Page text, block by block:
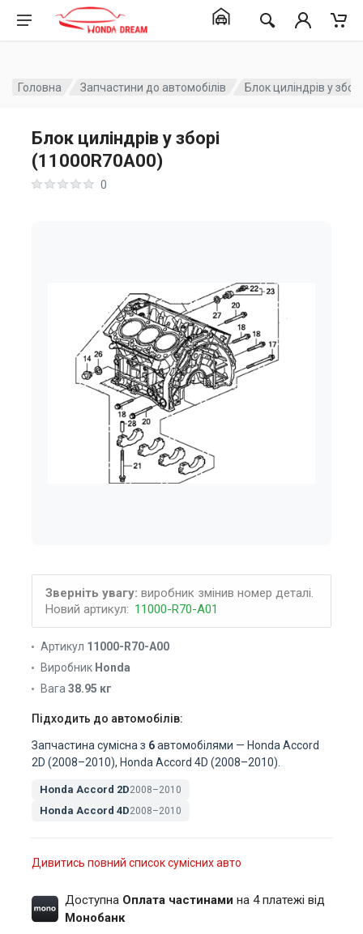
Головна Запчастини до автомобілів Блок циліндрів у
Блок циліндрів у зборі
(11000R70A00)
0
Зверніть увагу: виробник змінив номер деталі.
Новий артикул: 11000-R70-A01
Артикул 11000-R70-A00
Виробник Honda
Вага 38.95 кг
Підходить до автомобілів:
Запчастина сумісна з 6автомобілями — Honda Accord
2D (2008–2010), Honda Accord 4D (2008–2010).
Honda Accord 2D2008–2010
Honda Accord 4D2008–2010
Дивитись повний список сумісних авто
Доступна Оплата частинами на 4 платежі від
Монобанк